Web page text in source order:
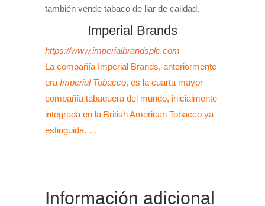
también vende tabaco de liar de calidad.
Imperial Brands
https://www.imperialbrandsplc.com
La compañía Imperial Brands, anteriormente
era Imperial Tobacco, es la cuarta mayor
compañía tabaquera del mundo, inicialmente
integrada en la British American Tobacco ya
estinguida. …
Información adicional